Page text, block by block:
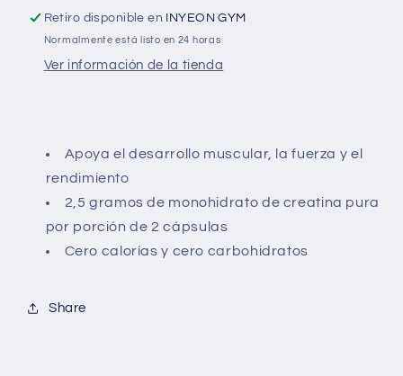
Retiro disponible en INYEON GYM
Normalmente está listo en 24 horas
Ver información de la tienda
Apoya el desarrollo muscular, la fuerza y el
rendimiento
2,5 gramos de monohidrato de creatina pura
por porción de 2 cápsulas
Cero calorías y cero carbohidratos
Share